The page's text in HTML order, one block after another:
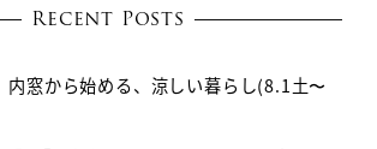
Recent Posts
内窓から始める、涼しい暮らし(8.1土〜